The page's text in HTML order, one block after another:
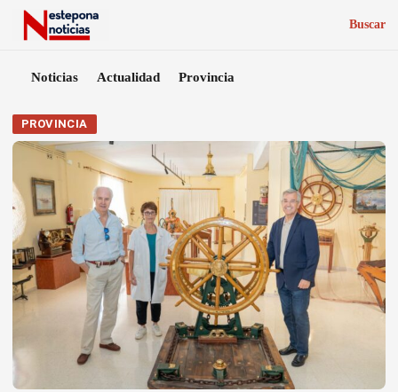
Buscar
Noticias Actualidad Provincia
PROVINCIA